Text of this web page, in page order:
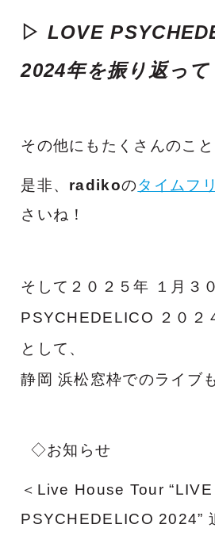
▷ LOVE
2024年を振り返って
その他にもたくさんのこ
是非、 radikoのタイムフ
さいね！
そして２０２５年 １月３
PSYCHEDELICO ２０２
として、
静岡 浜松窓枠でのライブ
◇お知らせ
＜Live House Tour “LIVE
PSYCHEDELICO 2024”